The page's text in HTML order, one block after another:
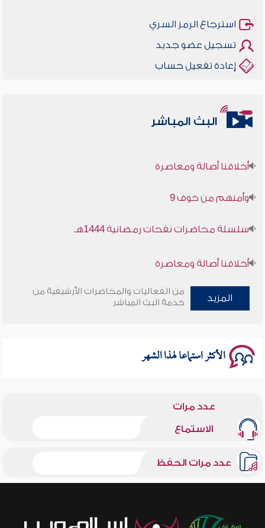
استرجاع الرمز السري
تسجيل عضو جديد
إعادة تفعيل حساب
البث المباشر
أخلاقنا أصالة ومعاصرة
وأمنهم من خوف 9
سلسلة محاضرات نفحات رمضانية 1444هـ
أخلاقنا أصالة ومعاصرة
وأمنهم من خوف 9
المزيد
من الفعاليات والمحاضرات الأرشيفية من
خدمة البث المباشر
الأكثر استماعا لهذا الشهر
عدد مرات
الاستماع
عدد مرات الحفظ